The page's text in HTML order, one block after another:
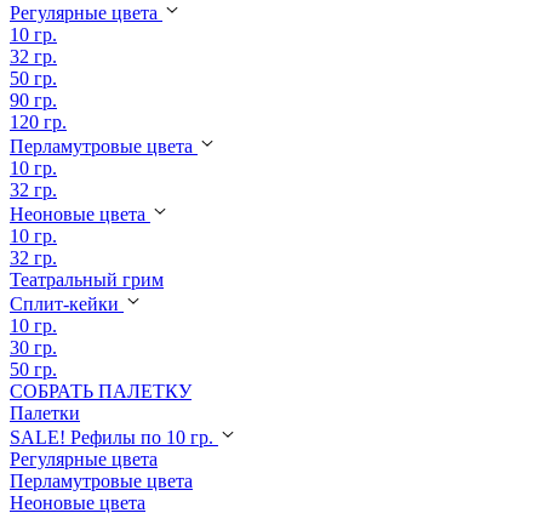
Регулярные цвета
10 гр.
32 гр.
50 гр.
90 гр.
120 гр.
Перламутровые цвета
10 гр.
32 гр.
Неоновые цвета
10 гр.
32 гр.
Театральный грим
Сплит-кейки
10 гр.
30 гр.
50 гр.
СОБРАТЬ ПАЛЕТКУ
Палетки
SALE! Рефилы по 10 гр.
Регулярные цвета
Перламутровые цвета
Неоновые цвета